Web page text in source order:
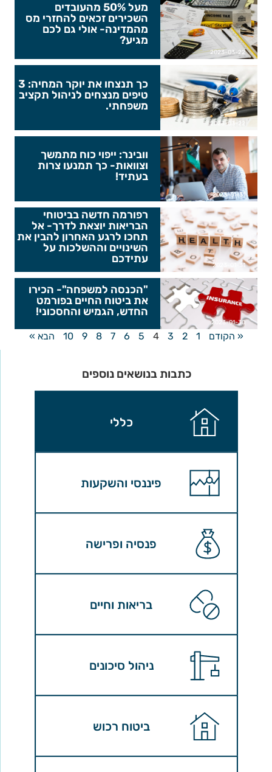
כתבות בנושאים נוספים
כללי
פיננסי והשקעות
פנסיה ופרישה
בריאות וחיים
ניהול סיכונים
ביטוח רכוש
מעל 50% מהעובדים
השכירים זכאים להחזרי מס
מהמדינה- אולי גם לכם
מגיע?
2023-03-22
כך תנצחו את יוקר המחיה: 3
טיפים מנצחים לניהול תקציב
משפחתי.
2023-03-22
וובינר: ייפוי כוח מתמשך
וצוואות- כך תמנעו צרות
בעתיד!
2023-01-31
רפורמה חדשה בביטוחי
הבריאות יוצאת לדרך- אל
תחכו לרגע האחרון להבין את
השינויים וההשלכות על
עתידכם
2023-01-31
"הכנסה למשפחה"- הכירו
את ביטוח החיים בפורמט
החדש, הגמיש והחסכוני!
2023-01-30
« הקודם 1
2
3
4
5
6
7
8
9
10 הבא »